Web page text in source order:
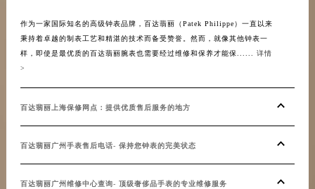
作为一家国际知名的高级钟表品牌，百达翡丽（Patek Philippe）一直以来
秉持着卓越的制表工艺和精湛的技术而备受赞誉。然而，就像其他钟表一
样，即使是最优质的百达翡丽腕表也需要经过维修和保养才能保......
详情
>
百达翡丽上海保修网点：提供优质售后服务的地方
百达翡丽广州手表售后电话- 保持您钟表的完美状态
百达翡丽广州维修中心查询- 顶级奢侈品手表的专业维修服务